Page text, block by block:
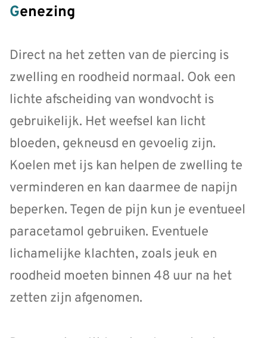
Genezing
Direct na het zetten van de piercing is
zwelling en roodheid normaal. Ook een
lichte afscheiding van wondvocht is
gebruikelijk. Het weefsel kan licht
bloeden, gekneusd en gevoelig zijn.
Koelen met ijs kan helpen de zwelling te
verminderen en kan daarmee de napijn
beperken. Tegen de pijn kun je eventueel
paracetamol gebruiken. Eventuele
lichamelijke klachten, zoals jeuk en
roodheid moeten binnen 48 uur na het
zetten zijn afgenomen.